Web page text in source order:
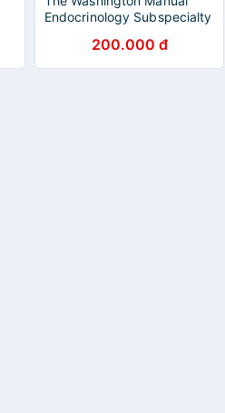
Endocrinology Subspecialty
200.000 đ